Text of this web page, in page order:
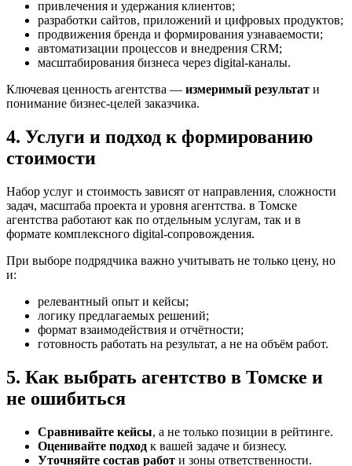
привлечения и удержания клиентов;
разработки сайтов, приложений и цифровых продуктов;
продвижения бренда и формирования узнаваемости;
автоматизации процессов и внедрения CRM;
масштабирования бизнеса через digital-каналы.
Ключевая ценность агентства — измеримый результат и
понимание бизнес-целей заказчика.
4. Услуги и подход к формированию
стоимости
Набор услуг и стоимость зависят от направления, сложности
задач, масштаба проекта и уровня агентства. в Томске
агентства работают как по отдельным услугам, так и в
формате комплексного digital-сопровождения.
При выборе подрядчика важно учитывать не только цену, но
и:
релевантный опыт и кейсы;
логику предлагаемых решений;
формат взаимодействия и отчётности;
готовность работать на результат, а не на объём работ.
5. Как выбрать агентство в Томске и
не ошибиться
Сравнивайте кейсы, а не только позиции в рейтинге.
Оценивайте подход к вашей задаче и бизнесу.
Уточняйте состав работ и зоны ответственности.